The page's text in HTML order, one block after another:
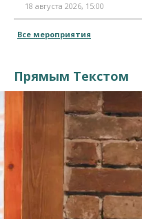
18 августа 2026, 15:00
Все мероприятия
Прямым Текстом